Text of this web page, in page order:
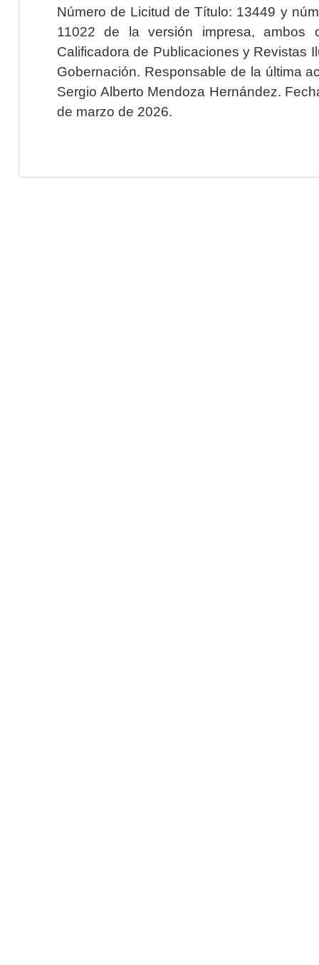
Número de Licitud de Título: 13449 y
11022 de la versión impresa, ambos
Calificadora de Publicaciones y Revistas
Gobernación. Responsable de la última
Sergio Alberto Mendoza Hernández.
de marzo de 2026.